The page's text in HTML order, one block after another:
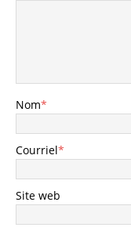
Nom*
Courriel*
Site web